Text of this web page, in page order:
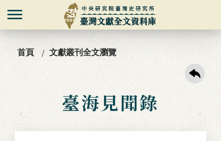
首頁 文獻叢刊全文瀏覽
臺海見聞錄